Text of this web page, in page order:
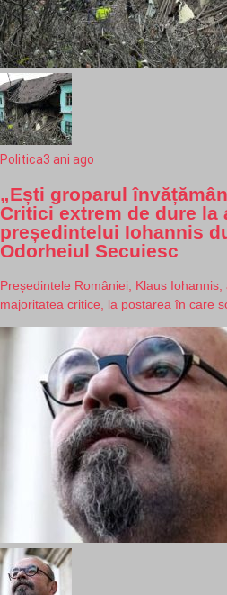
Politica3 ani ago
„Ești groparul
Critici extrem de dure la
președintelui Iohannis
Odorheiul Secuiesc
Președintele României, Klaus
majoritatea critice, la postarea în care